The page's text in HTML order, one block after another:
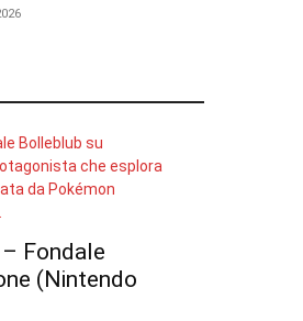
Fondale
(Nintendo